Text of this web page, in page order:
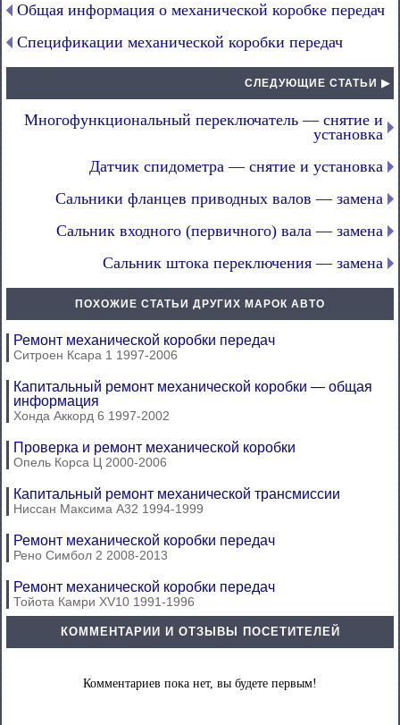
Общая информация о механической коробке передач
Спецификации механической коробки передач
СЛЕДУЮЩИЕ СТАТЬИ ▶
Многофункциональный переключатель — снятие и
установка
Датчик спидометра — снятие и установка
Сальники фланцев приводных валов — замена
Сальник входного (первичного) вала — замена
Сальник штока переключения — замена
ПОХОЖИЕ СТАТЬИ ДРУГИХ МАРОК АВТО
Ремонт механической коробки передач
Ситроен Ксара 1 1997-2006
Капитальный ремонт механической коробки — общая
информация
Хонда Аккорд 6 1997-2002
Проверка и ремонт механической коробки
Опель Корса Ц 2000-2006
Капитальный ремонт механической трансмиссии
Ниссан Максима А32 1994-1999
Ремонт механической коробки передач
Рено Симбол 2 2008-2013
Ремонт механической коробки передач
Тойота Камри XV10 1991-1996
КОММЕНТАРИИ И ОТЗЫВЫ ПОСЕТИТЕЛЕЙ
Комментариев пока нет, вы будете первым!